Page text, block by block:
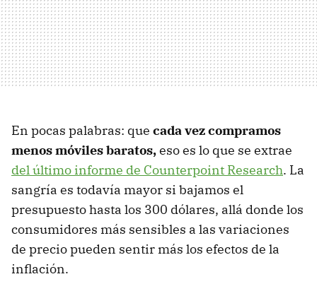
En pocas palabras: que cada vez compramos
menos móviles baratos,eso es lo que se extrae
del último informe de Counterpoint Research. La
sangría es todavía mayor si bajamos el
presupuesto hasta los 300 dólares, allá donde los
consumidores más sensibles a las variaciones
de precio pueden sentir más los efectos de la
inflación.